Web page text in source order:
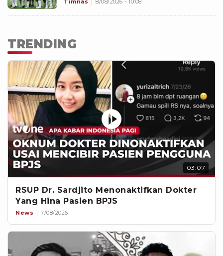
Timnas 8/08/2026 - 10:08
TRENDING
03:07
RSUP Dr. Sardjito Menonaktifkan Dokter
Yang Hina Pasien BPJS
News 7/08/2026